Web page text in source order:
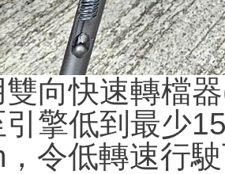
向快速轉檔
擎低到最少
令低轉速行